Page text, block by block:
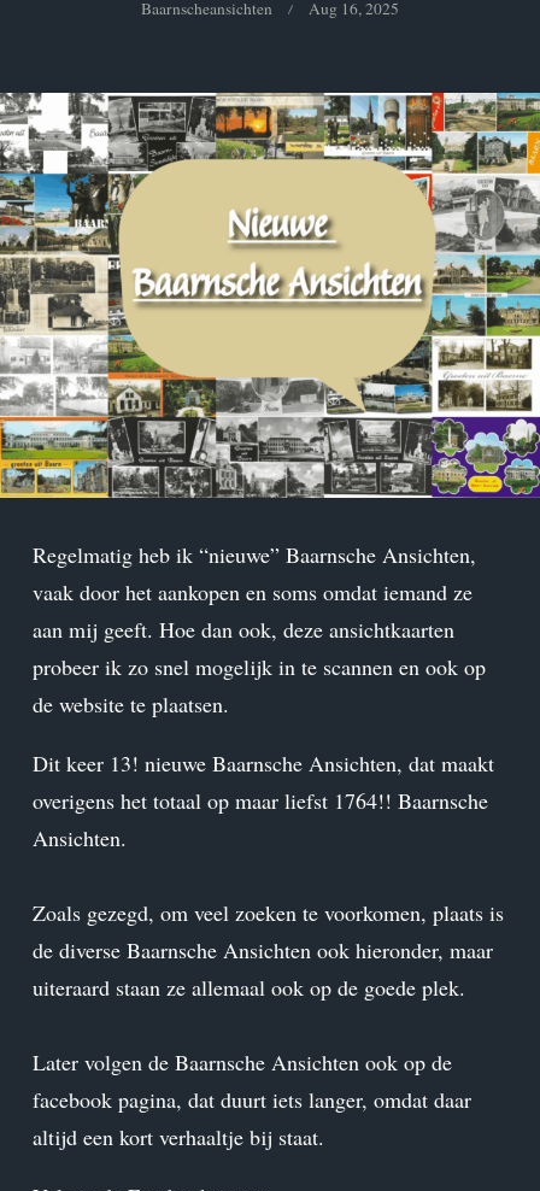
Baarnscheansichten Aug 16, 2025
Regelmatig heb ik “nieuwe” Baarnsche Ansichten,
vaak door het aankopen en soms omdat iemand ze
aan mij geeft. Hoe dan ook, deze ansichtkaarten
probeer ik zo snel mogelijk in te scannen en ook op
de website te plaatsen.
Dit keer 13! nieuwe Baarnsche Ansichten, dat maakt
overigens het totaal op maar liefst 1764!! Baarnsche
Ansichten.
Zoals gezegd, om veel zoeken te voorkomen, plaats is
de diverse Baarnsche Ansichten ook hieronder, maar
uiteraard staan ze allemaal ook op de goede plek.
Later volgen de Baarnsche Ansichten ook op de
facebook pagina, dat duurt iets langer, omdat daar
altijd een kort verhaaltje bij staat.